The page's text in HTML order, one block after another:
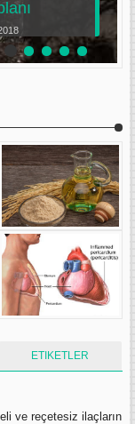
ETIKETLER
ve reçetesiz ilaçların